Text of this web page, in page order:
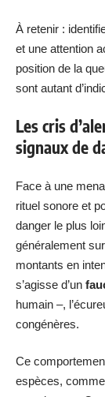
À retenir :
et une attention
position de la
sont autant
Les cris
signaux de
Face à une
rituel sonore et
danger le plus
généralement
montants en
s’agisse d’un
humain –,
congénères.
Ce
espèces,